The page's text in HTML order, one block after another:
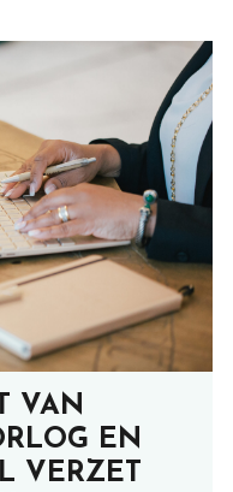
VAN
EN
VERZET